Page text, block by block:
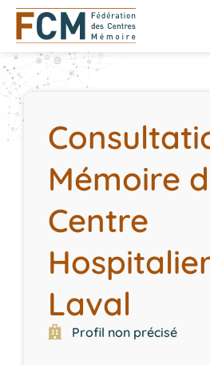
Mémoire
Centre
Laval
Profil non précisé